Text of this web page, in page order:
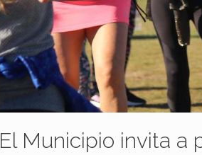
El Municipio invita a